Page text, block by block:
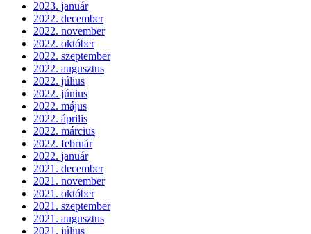
2023. január
2022. december
2022. november
2022. október
2022. szeptember
2022. augusztus
2022. július
2022. június
2022. május
2022. április
2022. március
2022. február
2022. január
2021. december
2021. november
2021. október
2021. szeptember
2021. augusztus
2021. július